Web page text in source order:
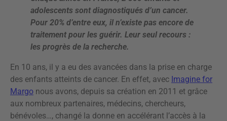
adolescents sont diagnostiqués d’un cancer.
Pour 20% d’entre eux, il n’existe pas encore de
traitement pour les guérir. Leur seul recours :
les progrès de la recherche.
En 10 ans, il y a eu des avancées dans la prise en charge
des enfants atteints de cancer. En effet, avec Imagine for
Margo nous avons, depuis sa création en 2011 et grâce
aux nombreux partenaires, médecins, chercheurs,
bénévoles…, changé la donne en accélérant l’accès à la